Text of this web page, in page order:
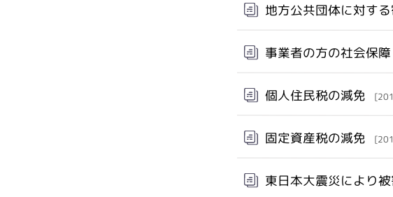
地方公共団体に対す
事業者の方の社会保
個人住民税の減免
固定資産税の減免
東日本大震災により